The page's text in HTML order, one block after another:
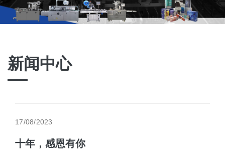
新闻中心
17/08/2023
十年，感恩有你